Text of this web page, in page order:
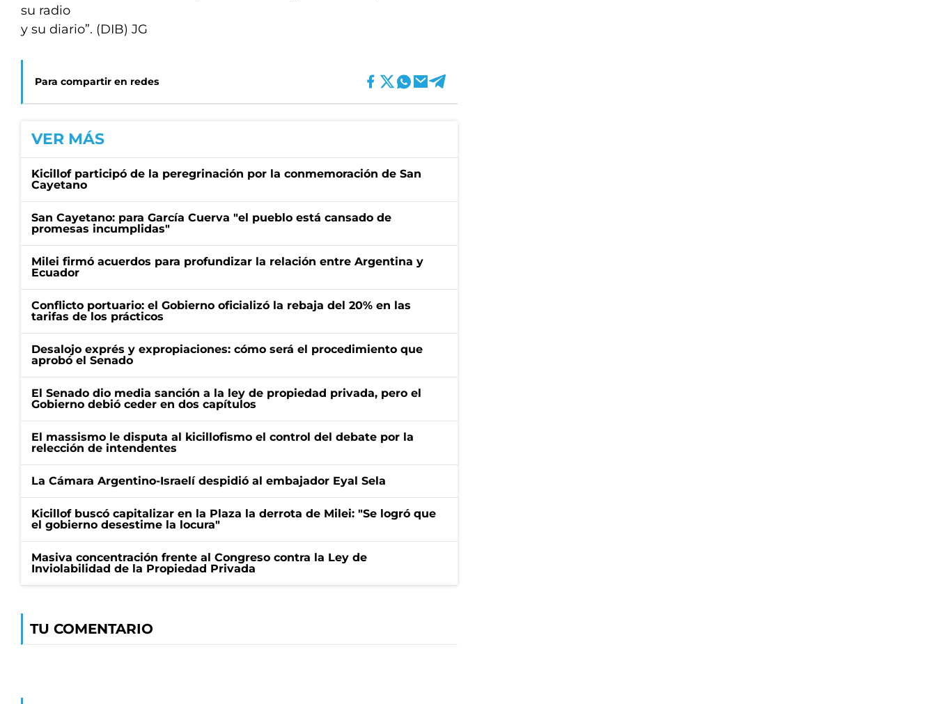
su radio
y su diario”. (DIB) JG
Para compartir en redes
VER MÁS
Kicillof participó de la peregrinación por la conmemoración de San
Cayetano
San Cayetano: para García Cuerva "el pueblo está cansado de
promesas incumplidas"
Milei firmó acuerdos para profundizar la relación entre Argentina y
Ecuador
Conflicto portuario: el Gobierno oficializó la rebaja del 20% en las
tarifas de los prácticos
Desalojo exprés y expropiaciones: cómo será el procedimiento que
aprobó el Senado
El Senado dio media sanción a la ley de propiedad privada, pero el
Gobierno debió ceder en dos capítulos
El massismo le disputa al kicillofismo el control del debate por la
relección de intendentes
La Cámara Argentino-Israelí despidió al embajador Eyal Sela
Kicillof buscó capitalizar en la Plaza la derrota de Milei: "Se logró que
el gobierno desestime la locura"
Masiva concentración frente al Congreso contra la Ley de
Inviolabilidad de la Propiedad Privada
TU COMENTARIO